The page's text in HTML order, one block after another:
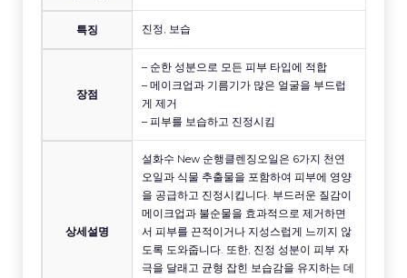
특징 진정, 보습
장점
– 순한 성분으로 모든 피부 타입에 적합
– 메이크업과 기름기가 많은 얼굴을 부드럽
게 제거
– 피부를 보습하고 진정시킴
상세설명
설화수 New 순행클렌징오일은 6가지 천연
오일과 식물 추출물을 포함하여 피부에 영양
을 공급하고 진정시킵니다. 부드러운 질감이
메이크업과 불순물을 효과적으로 제거하면
서 피부를 끈적이거나 지성스럽게 느끼지 않
도록 도와줍니다. 또한, 진정 성분이 피부 자
극을 달래고 균형 잡힌 보습감을 유지하는 데